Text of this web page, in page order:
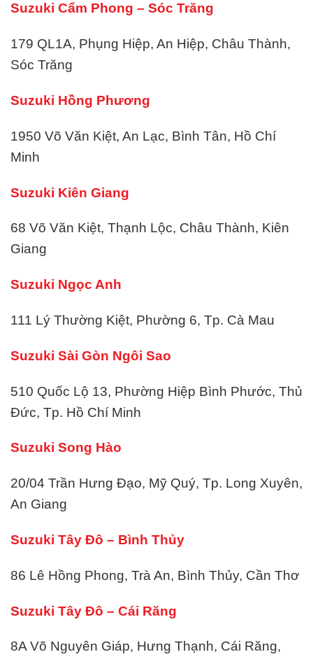
Suzuki Cẩm Phong – Sóc Trăng
179 QL1A, Phụng Hiệp, An Hiệp, Châu Thành,
Sóc Trăng
Suzuki Hồng Phương
1950 Võ Văn Kiệt, An Lạc, Bình Tân, Hồ Chí
Minh
Suzuki Kiên Giang
68 Võ Văn Kiệt, Thạnh Lộc, Châu Thành, Kiên
Giang
Suzuki Ngọc Anh
111 Lý Thường Kiệt, Phường 6, Tp. Cà Mau
Suzuki Sài Gòn Ngôi Sao
510 Quốc Lộ 13, Phường Hiệp Bình Phước, Thủ
Đức, Tp. Hồ Chí Minh
Suzuki Song Hào
20/04 Trần Hưng Đạo, Mỹ Quý, Tp. Long Xuyên,
An Giang
Suzuki Tây Đô – Bình Thủy
86 Lê Hồng Phong, Trà An, Bình Thủy, Cần Thơ
Suzuki Tây Đô – Cái Răng
8A Võ Nguyên Giáp, Hưng Thạnh, Cái Răng,